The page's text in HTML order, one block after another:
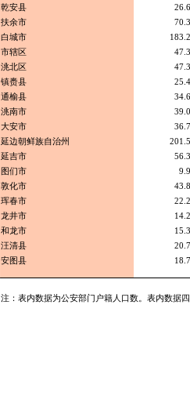
乾安县
扶余市
白城市
市辖区
洮北区
镇赉县
通榆县
洮南市
大安市
延边朝鲜族自治州
延吉市
图们市
敦化市
珲春市
龙井市
和龙市
汪清县
安图县
注：表内数据为公安部门户籍人口数。表内数据